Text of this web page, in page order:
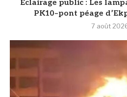
‎Éclairage public : Les
PK10–pont péage
7 août